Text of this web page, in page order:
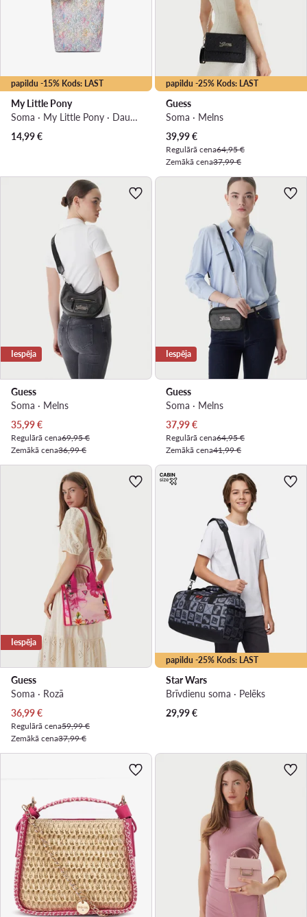
papildu -15% Kods: LAST
My Little Pony
Soma · My Little Pony · Daudzkrāsains
14,99€
papildu -25% Kods: LAST
Guess
Soma · Melns
Pašreizējā cena
39,99€
Regulārā cena64,95 €
Zemākā cena37,99 €
Iespēja
Guess
Soma · Melns
Pašreizējā cena
35,99€
Regulārā cena69,95 €
Zemākā cena36,99 €
Iespēja
Guess
Soma · Melns
Pašreizējā cena
37,99€
Regulārā cena64,95 €
Zemākā cena41,99 €
Iespēja
Guess
Soma · Rozā
Pašreizējā cena
36,99€
Regulārā cena59,99 €
Zemākā cena37,99 €
papildu -25% Kods: LAST
Star Wars
Brīvdienu soma · Pelēks
29,99€